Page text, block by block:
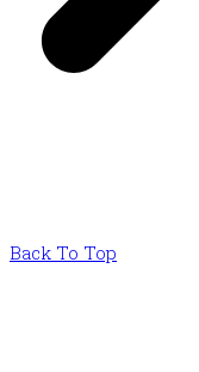
Back To Top